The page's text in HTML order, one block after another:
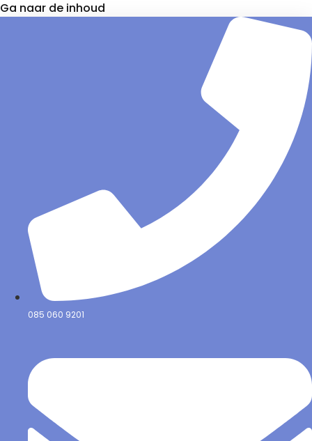
Ga naar de inhoud
085 060 9201